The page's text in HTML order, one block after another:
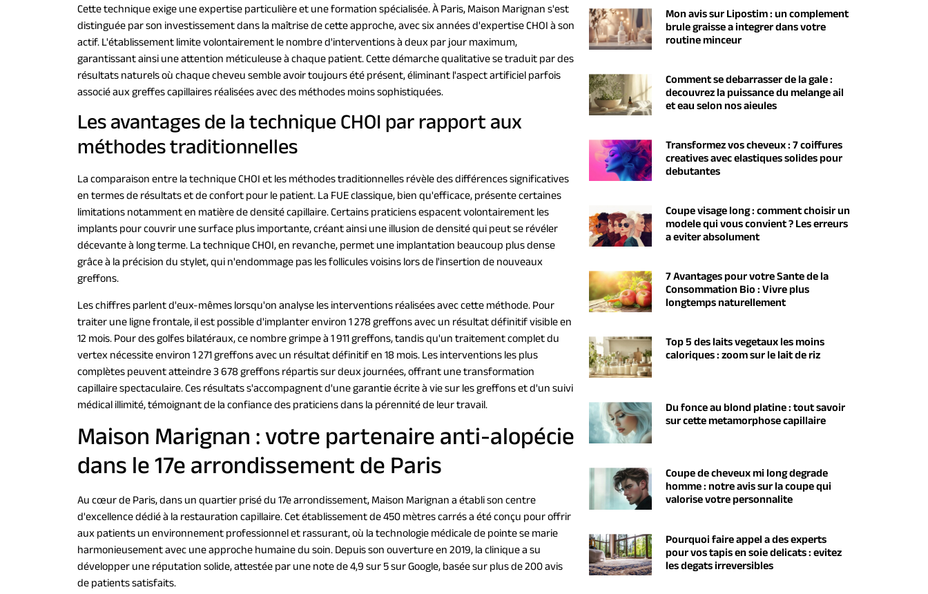
Cette technique exige une expertise particulière et une formation spécialisée. À Paris, Maison Marignan s'est
distinguée par son investissement dans la maîtrise de cette approche, avec six années d'expertise CHOI à son
actif. L'établissement limite volontairement le nombre d'interventions à deux par jour maximum,
garantissant ainsi une attention méticuleuse à chaque patient. Cette démarche qualitative se traduit par des
résultats naturels où chaque cheveu semble avoir toujours été présent, éliminant l'aspect artificiel parfois
associé aux greffes capillaires réalisées avec des méthodes moins sophistiquées.
Les avantages de la technique CHOI par rapport aux
méthodes traditionnelles
La comparaison entre la technique CHOI et les méthodes traditionnelles révèle des différences significatives
en termes de résultats et de confort pour le patient. La FUE classique, bien qu'efficace, présente certaines
limitations notamment en matière de densité capillaire. Certains praticiens espacent volontairement les
implants pour couvrir une surface plus importante, créant ainsi une illusion de densité qui peut se révéler
décevante à long terme. La technique CHOI, en revanche, permet une implantation beaucoup plus dense
grâce à la précision du stylet, qui n'endommage pas les follicules voisins lors de l'insertion de nouveaux
greffons.
Les chiffres parlent d'eux-mêmes lorsqu'on analyse les interventions réalisées avec cette méthode. Pour
traiter une ligne frontale, il est possible d'implanter environ 1 278 greffons avec un résultat définitif visible en
12 mois. Pour des golfes bilatéraux, ce nombre grimpe à 1 911 greffons, tandis qu'un traitement complet du
vertex nécessite environ 1 271 greffons avec un résultat définitif en 18 mois. Les interventions les plus
complètes peuvent atteindre 3 678 greffons répartis sur deux journées, offrant une transformation
capillaire spectaculaire. Ces résultats s'accompagnent d'une garantie écrite à vie sur les greffons et d'un suivi
médical illimité, témoignant de la confiance des praticiens dans la pérennité de leur travail.
Maison Marignan : votre partenaire anti-alopécie
dans le 17e arrondissement de Paris
Au cœur de Paris, dans un quartier prisé du 17e arrondissement, Maison Marignan a établi son centre
d'excellence dédié à la restauration capillaire. Cet établissement de 450 mètres carrés a été conçu pour offrir
aux patients un environnement professionnel et rassurant, où la technologie médicale de pointe se marie
harmonieusement avec une approche humaine du soin. Depuis son ouverture en 2019, la clinique a su
développer une réputation solide, attestée par une note de 4,9 sur 5 sur Google, basée sur plus de 200 avis
de patients satisfaits.
Mon avis sur Lipostim : un complement
brule graisse a integrer dans votre
routine minceur
Comment se debarrasser de la gale :
decouvrez la puissance du melange ail
et eau selon nos aieules
Transformez vos cheveux : 7 coiffures
creatives avec elastiques solides pour
debutantes
Coupe visage long : comment choisir un
modele qui vous convient ? Les erreurs
a eviter absolument
7 Avantages pour votre Sante de la
Consommation Bio : Vivre plus
longtemps naturellement
Top 5 des laits vegetaux les moins
caloriques : zoom sur le lait de riz
Du fonce au blond platine : tout savoir
sur cette metamorphose capillaire
Coupe de cheveux mi long degrade
homme : notre avis sur la coupe qui
valorise votre personnalite
Pourquoi faire appel a des experts
pour vos tapis en soie delicats : evitez
les degats irreversibles